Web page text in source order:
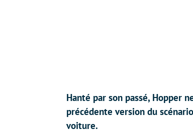
Hanté par son passé, Hopper
précédente version du
voiture.